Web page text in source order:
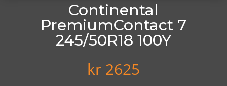
Continental
PremiumContact 7
245/50R18 100Y
kr2625